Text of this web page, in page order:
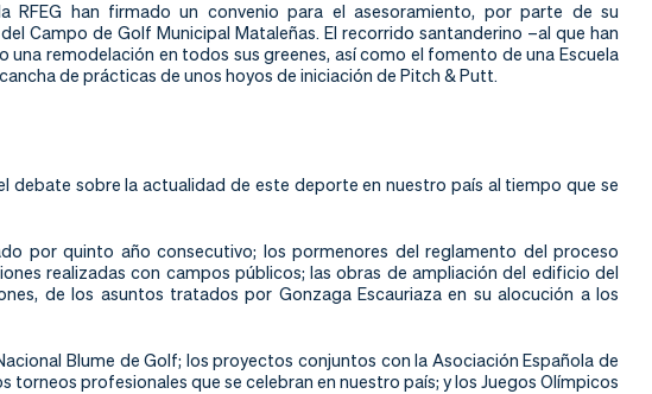
RFEG han firmado un convenio para el asesoramiento, por parte de su
Campo de Golf Municipal Mataleñas. El recorrido santanderino –al que han
remodelación en todos sus greenes, así como el fomento de una Escuela
de prácticas de unos hoyos de iniciación de Pitch & Putt.
debate sobre la actualidad de este deporte en nuestro país al tiempo que se
por quinto año consecutivo; los pormenores del reglamento del proceso
realizadas con campos públicos; las obras de ampliación del edificio del
de los asuntos tratados por Gonzaga Escauriaza en su alocución a los
Blume de Golf; los proyectos conjuntos con la Asociación Española de
torneos profesionales que se celebran en nuestro país; y los Juegos Olímpicos